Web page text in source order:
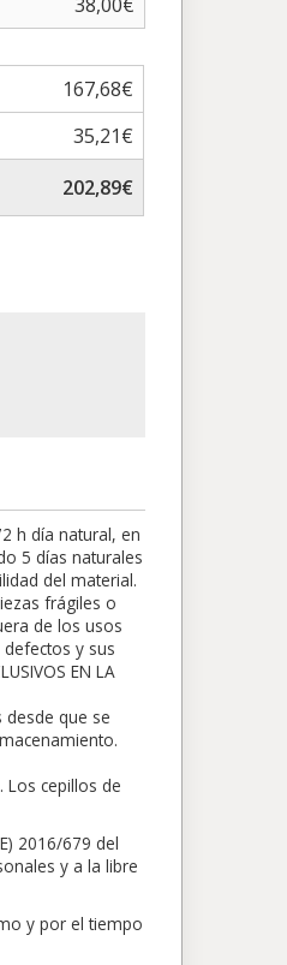
167,68€
35,21€
202,89€
h día natural, en
5 días naturales
del material.
frágiles o
de los usos
y sus
EN LA
que se
cepillos de
2016/679 del
y a la libre
y por el tiempo